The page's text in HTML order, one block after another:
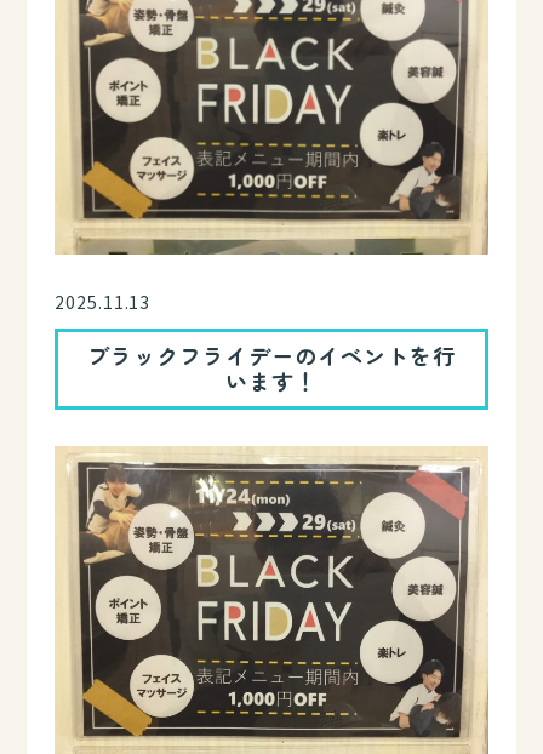
2025.11.13
ブラックフライデーのイベントを行
います！